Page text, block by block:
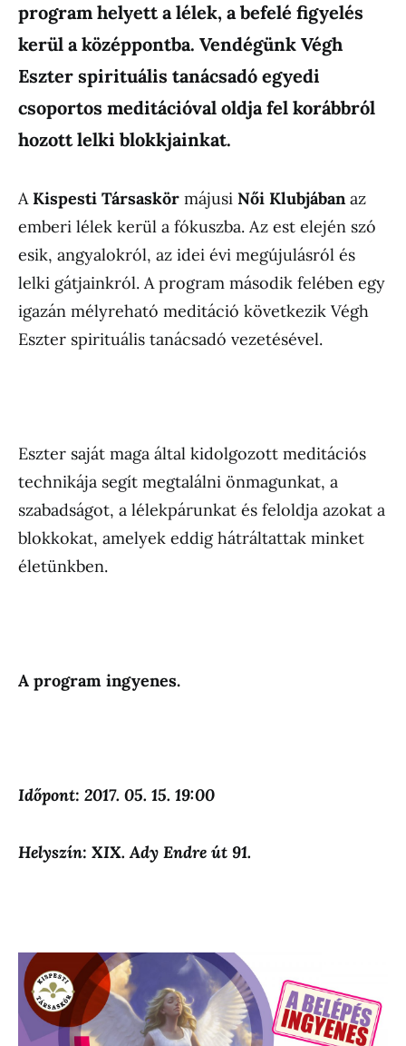
program helyett a lélek, a befelé figyelés
kerül a középpontba. Vendégünk Végh
Eszter spirituális tanácsadó egyedi
csoportos meditációval oldja fel korábbról
hozott lelki blokkjainkat.
A Kispesti Társaskör májusi Női Klubjábanaz
emberi lélek kerül a fókuszba. Az est elején szó
esik, angyalokról, az idei évi megújulásról és
lelki gátjainkról. A program második felében egy
igazán mélyreható meditáció következik Végh
Eszter spirituális tanácsadó vezetésével.
Eszter saját maga által kidolgozott meditációs
technikája segít megtalálni önmagunkat, a
szabadságot, a lélekpárunkat és feloldja azokat a
blokkokat, amelyek eddig hátráltattak minket
életünkben.
A program ingyenes.
Időpont: 2017. 05. 15. 19:00
Helyszín: XIX. Ady Endre út 91.